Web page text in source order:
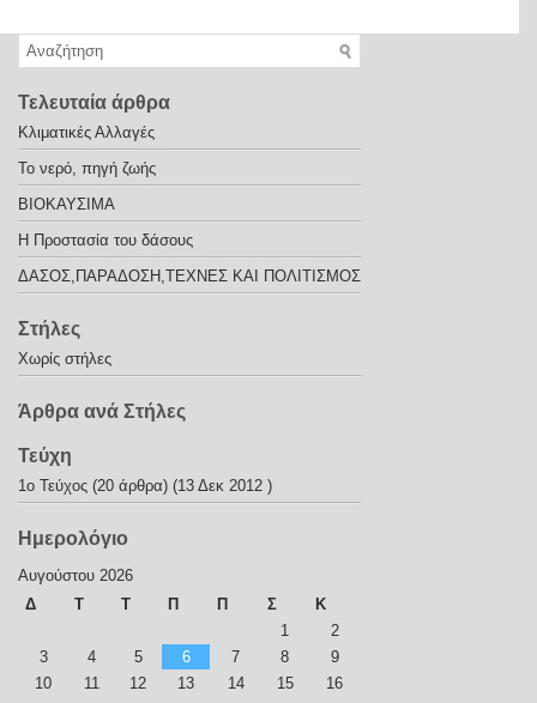
Τελευταία άρθρα
Κλιματικές Αλλαγές
Το νερό, πηγή ζωής
ΒΙΟΚΑΥΣΙΜΑ
Η Προστασία του δάσους
ΔΑΣΟΣ,ΠΑΡΑΔΟΣΗ,ΤΕΧΝΕΣ ΚΑΙ ΠΟΛΙΤΙΣΜΟΣ
Στήλες
Χωρίς στήλες
Άρθρα ανά Στήλες
Τεύχη
1o Τεύχος (20 άρθρα) (13 Δεκ 2012 )
Ημερολόγιο
Αυγούστου 2026
Δ
Τ Τ Π Π Σ
Κ
1
2
3
4 5 6 7 8
9
10
11 12 13 14 15
16